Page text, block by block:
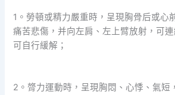
1。勞頓或精力嚴重時，呈現胸骨后或心
痛苦悲傷，并向左肩、左上臂放射，可
可自行緩解；
2。膂力運動時，呈現胸悶、心悸、氣短